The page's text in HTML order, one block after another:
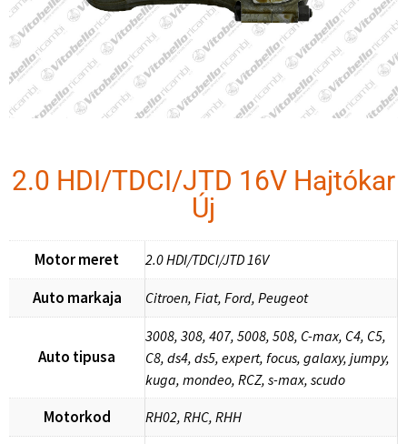
2.0 HDI/TDCI/JTD 16V Hajtókar
Új
Motor meret 2.0 HDI/TDCI/JTD 16V
Auto markaja Citroen, Fiat, Ford, Peugeot
Auto tipusa
3008, 308, 407, 5008, 508, C-max, C4, C5,
C8, ds4, ds5, expert, focus, galaxy, jumpy,
kuga, mondeo, RCZ, s-max, scudo
Motorkod RH02, RHC, RHH